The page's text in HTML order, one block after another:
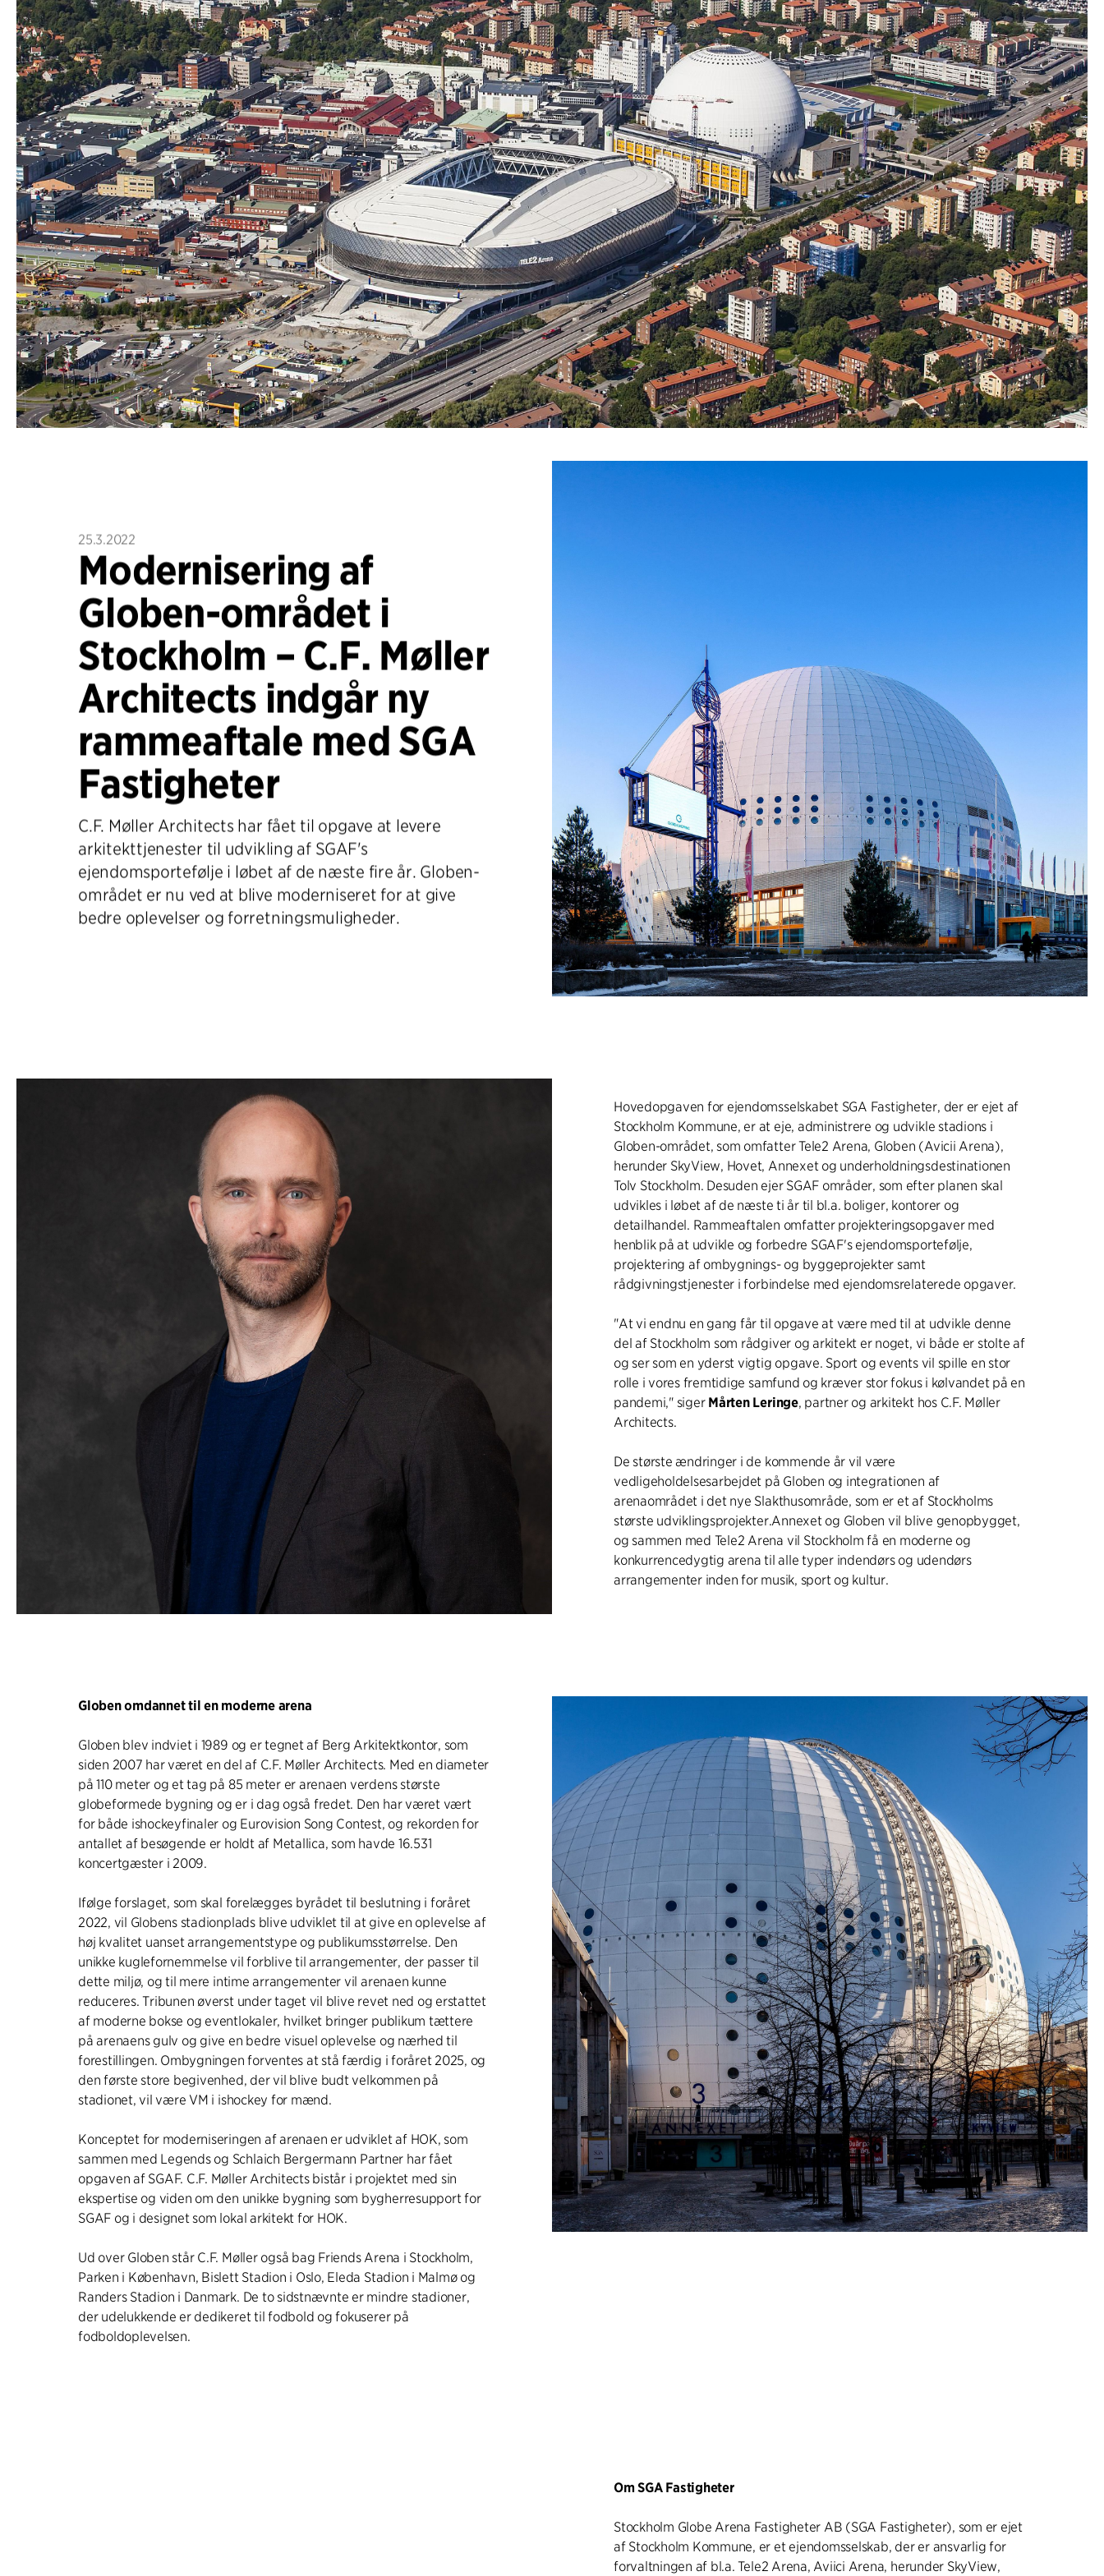
25.3.2022
Modernisering af
Globen-området i
Stockholm – C.F. Møller
Architects indgår ny
rammeaftale med SGA
Fastigheter
C.F. Møller Architects har fået til opgave at levere
arkitekttjenester til udvikling af SGAF's
ejendomsportefølje i løbet af de næste fire år. Globen-
området er nu ved at blive moderniseret for at give
bedre oplevelser og forretningsmuligheder.
Hovedopgaven for ejendomsselskabet SGA Fastigheter, der er ejet af
Stockholm Kommune, er at eje, administrere og udvikle stadions i
Globen-området, som omfatter Tele2 Arena, Globen (Avicii Arena),
herunder SkyView, Hovet, Annexet og underholdningsdestinationen
Tolv Stockholm. Desuden ejer SGAF områder, som efter planen skal
udvikles i løbet af de næste ti år til bl.a. boliger, kontorer og
detailhandel. Rammeaftalen omfatter projekteringsopgaver med
henblik på at udvikle og forbedre SGAF's ejendomsportefølje,
projektering af ombygnings- og byggeprojekter samt
rådgivningstjenester i forbindelse med ejendomsrelaterede opgaver.
"At vi endnu en gang får til opgave at være med til at udvikle denne
del af Stockholm som rådgiver og arkitekt er noget, vi både er stolte af
og ser som en yderst vigtig opgave. Sport og events vil spille en stor
rolle i vores fremtidige samfund og kræver stor fokus i kølvandet på en
pandemi," siger Mårten Leringe, partner og arkitekt hos C.F. Møller
Architects.
De største ændringer i de kommende år vil være
vedligeholdelsesarbejdet på Globen og integrationen af
arenaområdet i det nye Slakthusområde, som er et af Stockholms
største udviklingsprojekter.Annexet og Globen vil blive genopbygget,
og sammen med Tele2 Arena vil Stockholm få en moderne og
konkurrencedygtig arena til alle typer indendørs og udendørs
arrangementer inden for musik, sport og kultur.
Globen omdannet til en moderne arena
Globen blev indviet i 1989 og er tegnet af Berg Arkitektkontor, som
siden 2007 har været en del af C.F. Møller Architects. Med en diameter
på 110 meter og et tag på 85 meter er arenaen verdens største
globeformede bygning og er i dag også fredet. Den har været vært
for både ishockeyfinaler og Eurovision Song Contest, og rekorden for
antallet af besøgende er holdt af Metallica, som havde 16.531
koncertgæster i 2009.
Ifølge forslaget, som skal forelægges byrådet til beslutning i foråret
2022, vil Globens stadionplads blive udviklet til at give en oplevelse af
høj kvalitet uanset arrangementstype og publikumsstørrelse. Den
unikke kuglefornemmelse vil forblive til arrangementer, der passer til
dette miljø, og til mere intime arrangementer vil arenaen kunne
reduceres. Tribunen øverst under taget vil blive revet ned og erstattet
af moderne bokse og eventlokaler, hvilket bringer publikum tættere
på arenaens gulv og give en bedre visuel oplevelse og nærhed til
forestillingen. Ombygningen forventes at stå færdig i foråret 2025, og
den første store begivenhed, der vil blive budt velkommen på
stadionet, vil være VM i ishockey for mænd.
Konceptet for moderniseringen af arenaen er udviklet af HOK, som
sammen med Legends og Schlaich Bergermann Partner har fået
opgaven af SGAF. C.F. Møller Architects bistår i projektet med sin
ekspertise og viden om den unikke bygning som bygherresupport for
SGAF og i designet som lokal arkitekt for HOK.
Ud over Globen står C.F. Møller også bag Friends Arena i Stockholm,
Parken i København, Bislett Stadion i Oslo, Eleda Stadion i Malmø og
Randers Stadion i Danmark. De to sidstnævnte er mindre stadioner,
der udelukkende er dedikeret til fodbold og fokuserer på
fodboldoplevelsen.
Om SGA Fastigheter
Stockholm Globe Arena Fastigheter AB (SGA Fastigheter), som er ejet
af Stockholm Kommune, er et ejendomsselskab, der er ansvarlig for
forvaltningen af bl.a. Tele2 Arena, Aviici Arena, herunder SkyView,